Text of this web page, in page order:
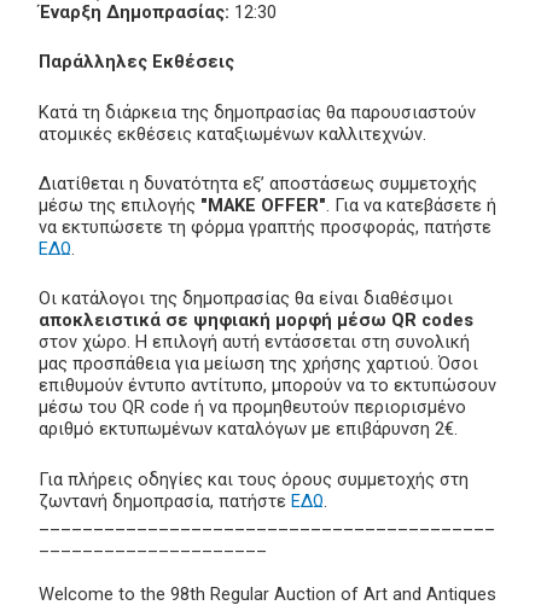
Έναρξη Δημοπρασίας: 12:30
Παράλληλες Εκθέσεις
Κατά τη διάρκεια της δημοπρασίας θα παρουσιαστούν
ατομικές εκθέσεις καταξιωμένων καλλιτεχνών.
Διατίθεται η δυνατότητα εξ’ αποστάσεως συμμετοχής
μέσω της επιλογής "MAKE OFFER". Για να κατεβάσετε ή
να εκτυπώσετε τη φόρμα γραπτής προσφοράς, πατήστε
ΕΔΩ.
Οι κατάλογοι της δημοπρασίας θα είναι διαθέσιμοι
αποκλειστικά σε ψηφιακή μορφή μέσω QR codes
στον χώρο. Η επιλογή αυτή εντάσσεται στη συνολική
μας προσπάθεια για μείωση της χρήσης χαρτιού. Όσοι
επιθυμούν έντυπο αντίτυπο, μπορούν να το εκτυπώσουν
μέσω του QR code ή να προμηθευτούν περιορισμένο
αριθμό εκτυπωμένων καταλόγων με επιβάρυνση 2€.
Για πλήρεις οδηγίες και τους όρους συμμετοχής στη
ζωντανή δημοπρασία, πατήστε ΕΔΩ
Welcome to the 98th Regular Auction of Art and Antiques